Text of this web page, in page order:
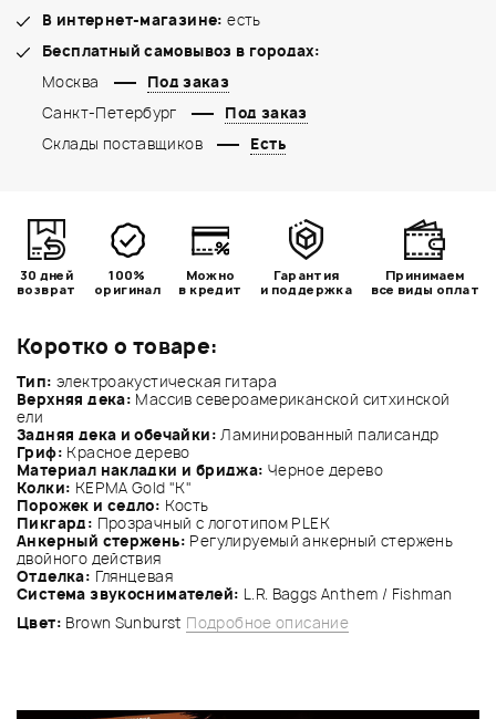
Коротко о товаре:
Тип: электроакустическая гитара
Верхняя дека: Массив североамериканской ситхинской
ели
Задняя дека и обечайки:Ламинированный палисандр
Гриф: Красное дерево
Материал накладки и бриджа: Черное дерево
Колки: KEPMA Gold "K"
Порожек и седло: Кость
Пикгард: Прозрачный с логотипом PLEK
Анкерный стержень: Регулируемый анкерный стержень
двойного действия
Отделка: Глянцевая
Система звукоснимателей: L.R. Baggs Anthem / Fishman
Цвет: Brown Sunburst Подробное описание
В интернет-магазине: есть
Бесплатный самовывоз в городах:
Москва
Под заказ
Санкт-Петербург
Под заказ
Склады поставщиков
Есть
30 дней
возврат
100%
оригинал
Можно
в кредит
Гарантия
и поддержка
Принимаем
все виды оплат